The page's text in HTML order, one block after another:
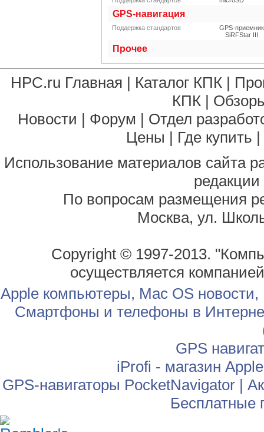
GPS-навигация
Поддержка стандартов
GPS-приемник
SiRFStar III
Прочее
HPC.ru Главная | Каталог КПК |
КПК |
Новости | Форум | Отдел
Цены | Где купить |
Использование материалов сайта
По вопросам размещения
Москва, ул.
Copyright © 1997-2013.
осуществляется
Apple компьютеры, Mac OS
Смартфоны и телефоны в
GPS
iProfi - магазин
GPS-навигаторы PocketNavigator|
Бесплатные